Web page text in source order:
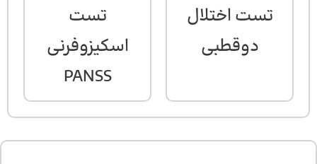
تست اختلال
دوقطبی
تست
اسکیزوفرنی
PANSS